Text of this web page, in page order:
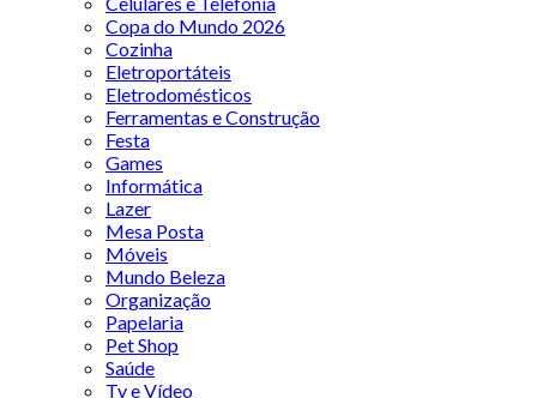
Copa do Mundo 2026
Cozinha
Eletroportáteis
Eletrodomésticos
Ferramentas e Construção
Festa
Games
Informática
Lazer
Mesa Posta
Móveis
Mundo Beleza
Organização
Papelaria
Pet Shop
Saúde
Tv e Vídeo